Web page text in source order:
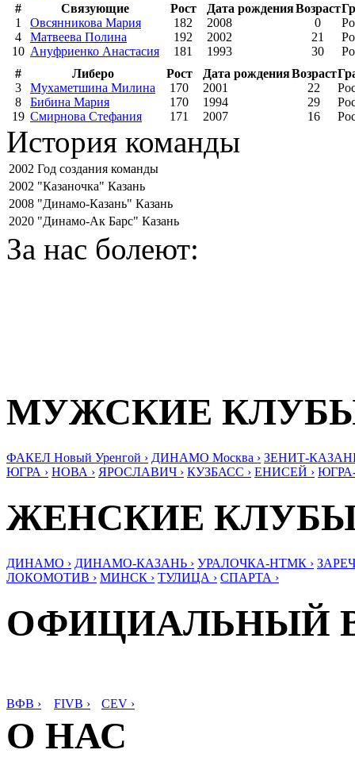
#
Связующие Рост Дата рожденияВозраст
1
Овсянникова Мария 182 2008 0
4
Матвеева Полина 192 2002 21
10 Ануфриенко Анастасия 181 1993 30
#
Либеро Рост Дата рожденияВозраст
3
Мухаметшина Милина 170 2001 22
8
Бибина Мария 170 1994 29
19 Смирнова Стефания 171 2007 16
История команды
2002 Год создания команды
2002 "Казаночка" Казань
2008 "Динамо-Казань" Казань
2020 "Динамо-Ак Барс" Казань
За нас болеют:
МУЖСКИЕ
ФАКЕЛ Новый Уренгой › ДИНАМО Москва › ЗЕНИТ-
ЮГРА › НОВА › ЯРОСЛАВИЧ › КУЗБАСС › ЕНИСЕЙ ›
ЖЕНСКИЕ
ДИНАМО › ДИНАМО-КАЗАНЬ › УРАЛОЧКА-НТМК ›
ЛОКОМОТИВ › МИНСК › ТУЛИЦА › СПАРТА ›
ОФИЦИАЛЬНЫЙ
ВФВ › FIVB › CEV ›
О НАС